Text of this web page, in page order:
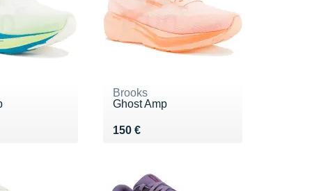
Brooks
Ghost Amp
150 €
Vendu 150 €